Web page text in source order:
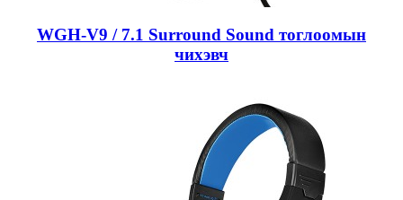
WGH-V9 / 7.1 Surround Sound тоглоомын
чихэвч